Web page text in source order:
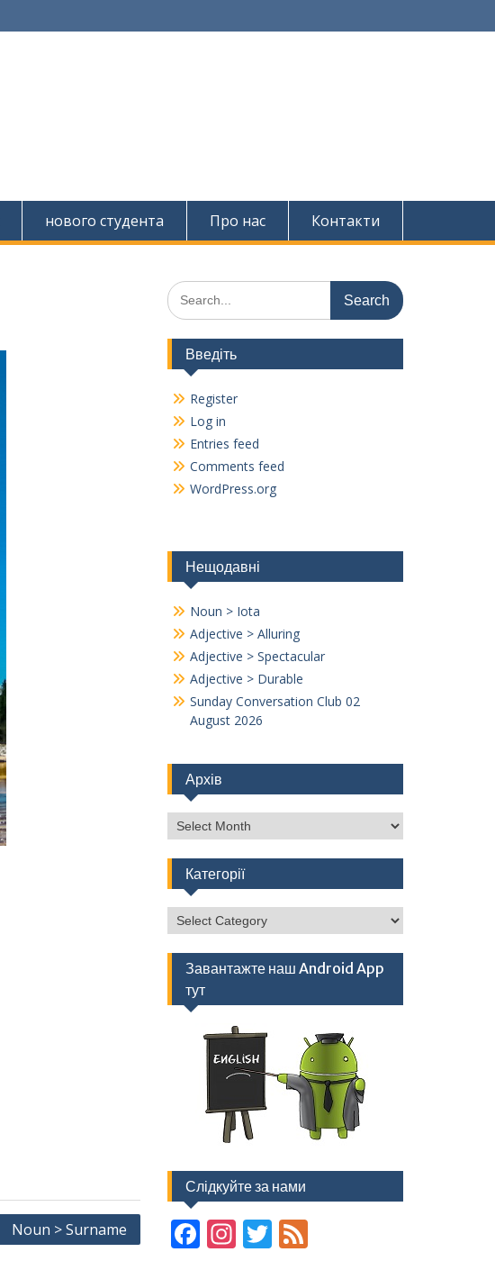
нового студента Про нас Контакти
Noun > Surname
Search
for:
Введіть
Register
Log in
Entries feed
Comments feed
WordPress.org
Нещодавні
Noun > Iota
Adjective > Alluring
Adjective > Spectacular
Adjective > Durable
Sunday Conversation Club 02
August 2026
Архів
Архів
Категорії
Категорії
Завантажте наш Android App
тут
Слідкуйте за нами
F In T F